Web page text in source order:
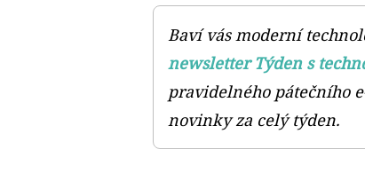
Baví vás moderní
newsletter Týden s
pravidelného pátečního
novinky za celý týden.